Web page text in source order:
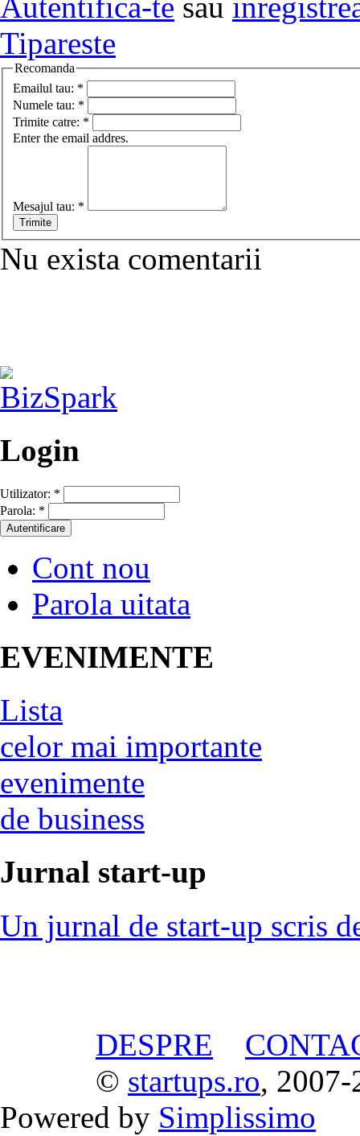
Autentifica-te sau
Tipareste
Recomanda
Emailul tau: *
Numele tau: *
Trimite catre: *
Enter the email addres.
Mesajul tau: *
Nu exista comentarii
Login
Utilizator: *
Parola: *
Cont nou
Parola uitata
EVENIMENTE
Lista
celor mai importante
evenimente
de business
Jurnal start-up
Un jurnal de start-up scris
DESPRE
© startups.ro, 2007-
Powered by Simplissimo